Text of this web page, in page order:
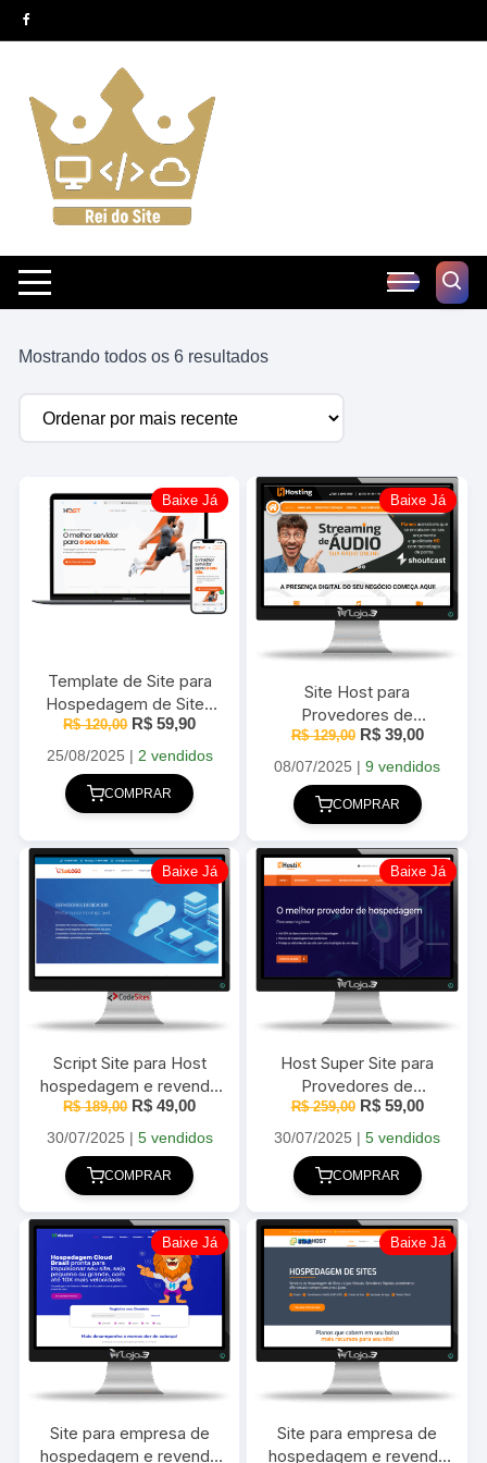
Pular
para
conteúdo
Mostrando todos os 6 resultadosClassificado
Baixe Já
Template de Site para
Hospedagem de Sites
Editável Host 2025
R$120,00 O
original
era:
R$ 120,00.
R$ 59,90O
atual
25/08/2025 | 2 vendidos
COMPRAR
Baixe Já
Site Host para
Provedores de
Hospedagem 100%
responsivo com Painel
R$129,00 O
original
era:
R$ 129,00.
R$39,00O
atual
08/07/2025 |9 vendidos
COMPRAR
Baixe Já
Script Site para Host
hospedagem e revenda
de Hospedagem
WordPress
R$189,00 O
original
era:
R$ 189,00.
R$ 49,00O
atual
30/07/2025 | 5 vendidos
COMPRAR
Baixe Já
Host Super Site para
Provedores de
Hospedagem Com
Gerenciador de Host
R$259,00 O
original
era:
R$ 259,00.
R$59,00O
atual
30/07/2025 |5 vendidos
COMPRAR
Baixe Já
Site para empresa de
hospedagem e revenda
Baixe Já
Site para empresa de
hospedagem e revenda